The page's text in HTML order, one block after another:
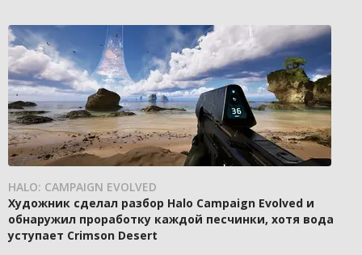
HALO: CAMPAIGN EVOLVED
Художник сделал разбор Halo Campaign Evolved и
обнаружил проработку каждой песчинки, хотя вода
уступает Crimson Desert